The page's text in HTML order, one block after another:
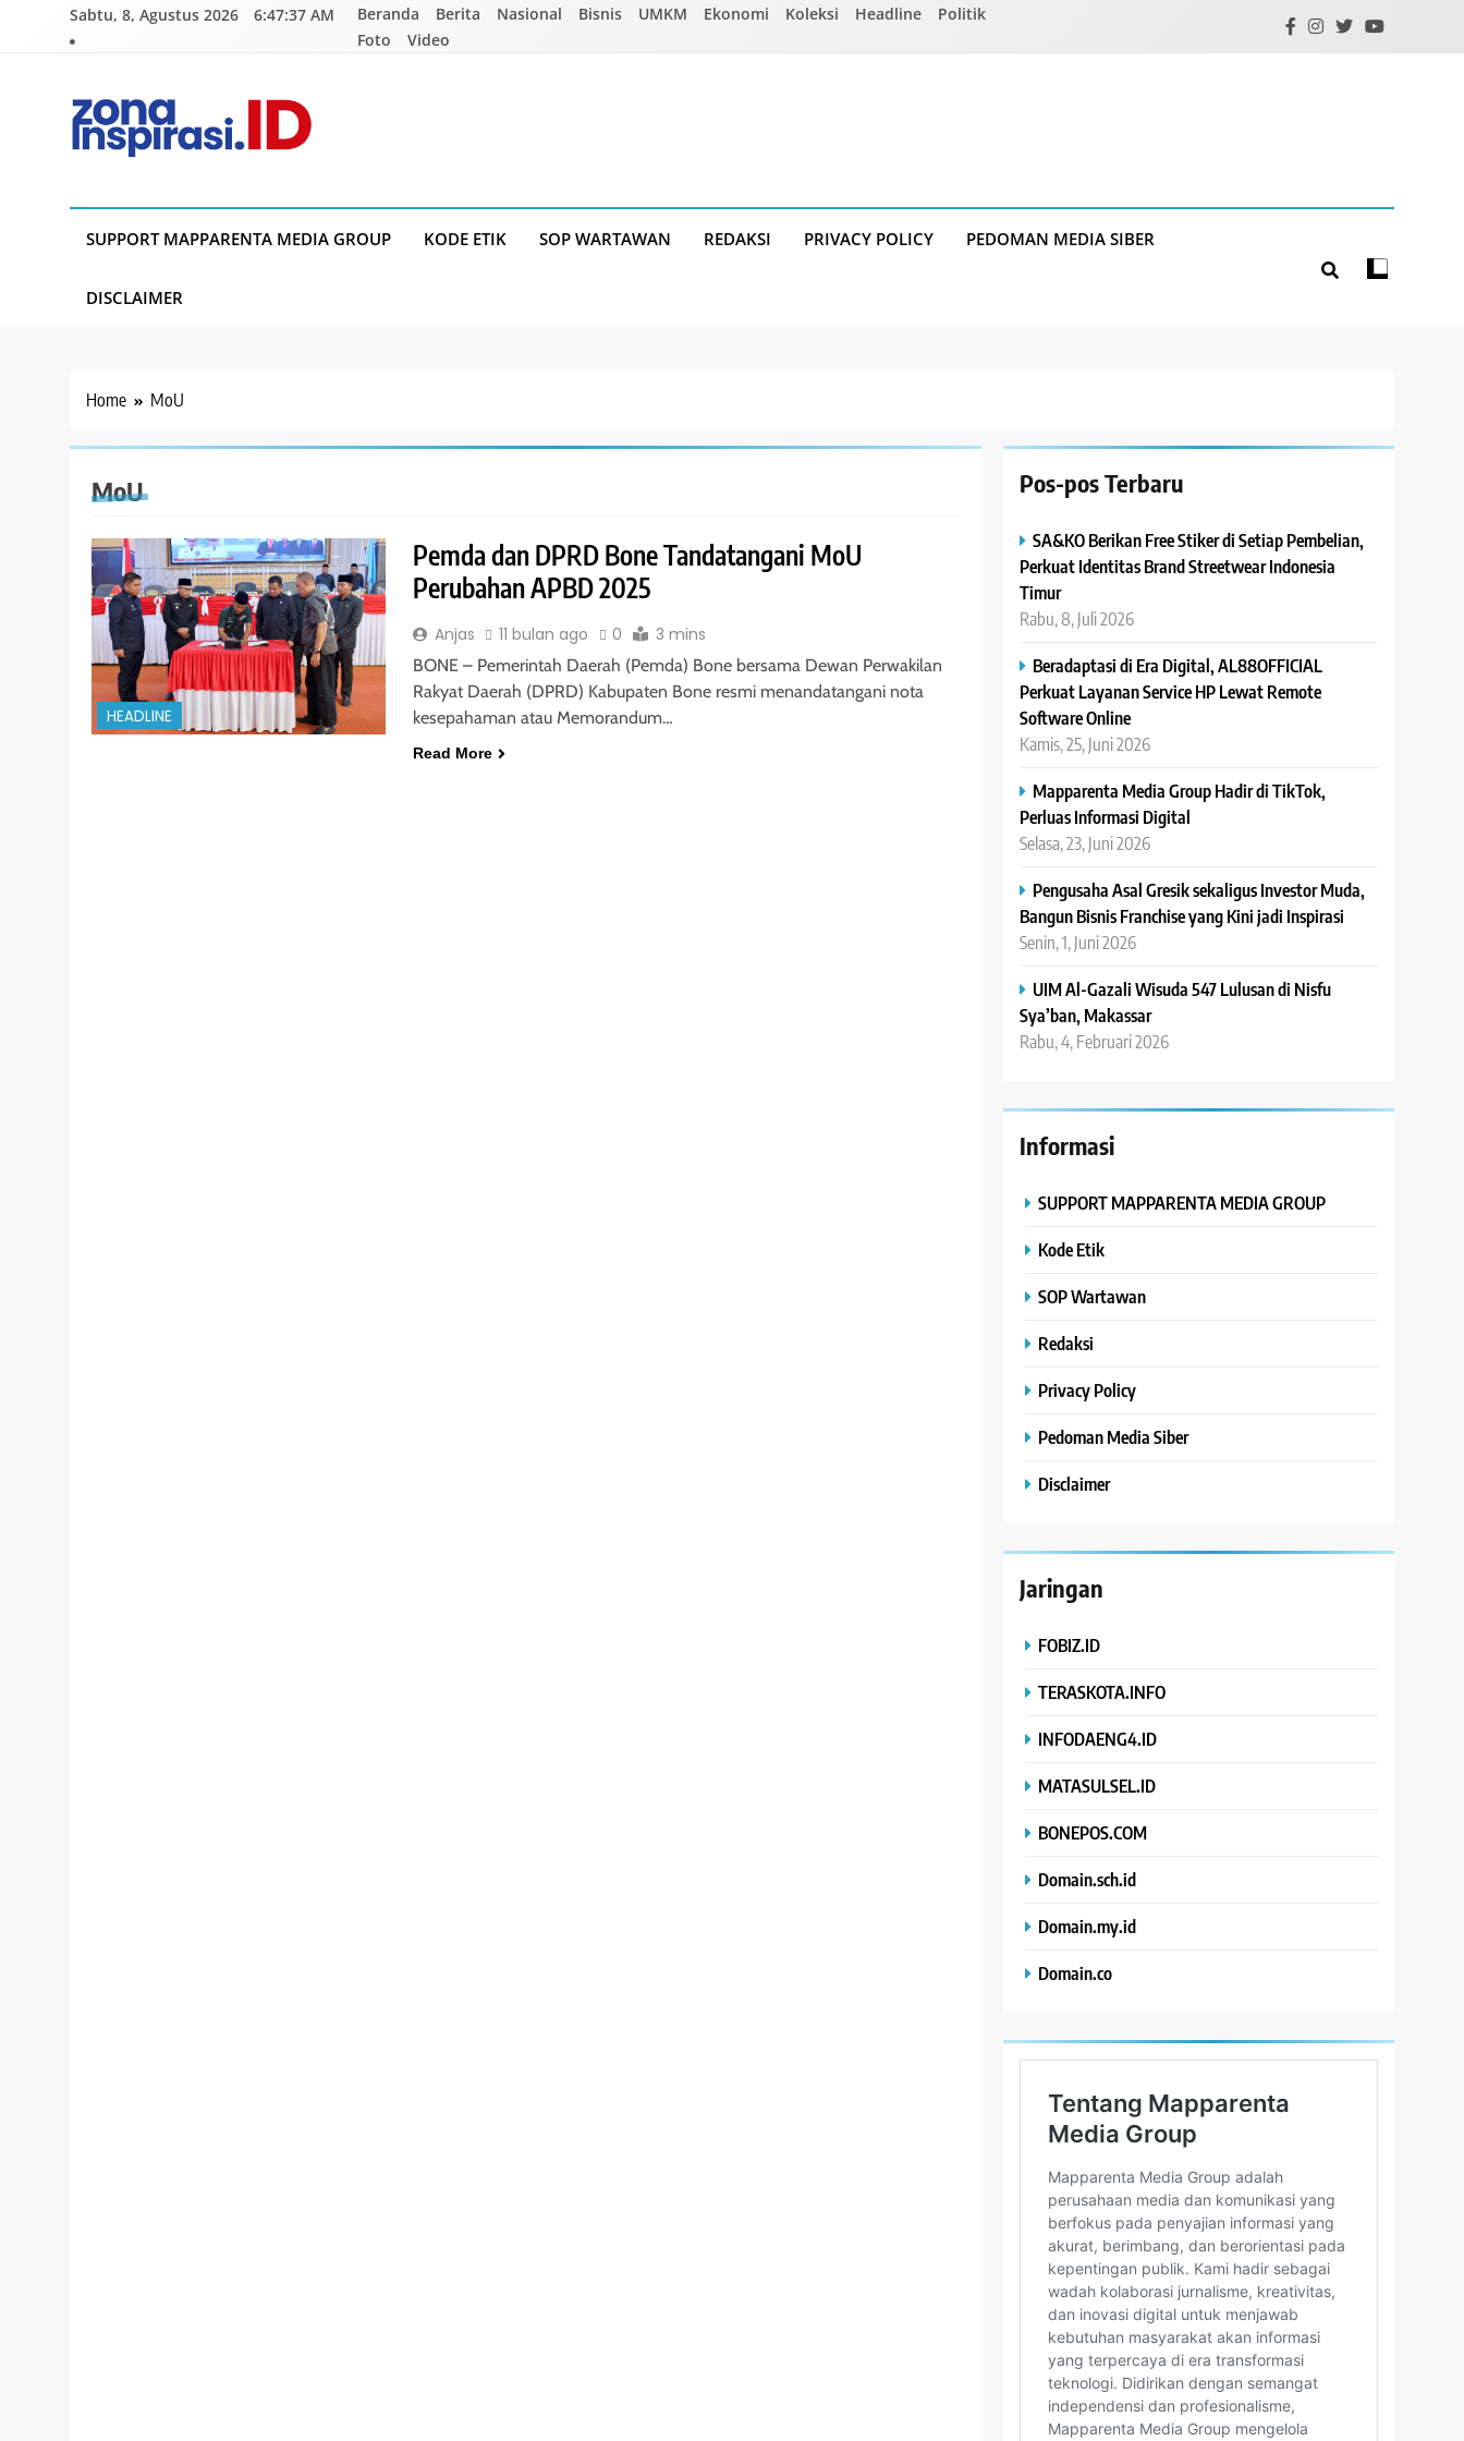
Sabtu, 8, Agustus 2026 6:47:37 AM Beranda Berita Nasional Bisnis UMKM Ekonomi Koleksi Headline
Politik
Foto
Video
SUPPORT MAPPARENTA MEDIA GROUP KODE ETIK SOP WARTAWAN REDAKSI PRIVACY POLICY PEDOMAN MEDIA SIBER
DISCLAIMER
Home MoU
MoU
HEADLINE
Pemda dan DPRD Bone Tandatangani MoU
Perubahan APBD 2025
Anjas 11 bulan ago 0 3 mins
BONE – Pemerintah Daerah (Pemda) Bone bersama Dewan Perwakilan
Rakyat Daerah (DPRD) Kabupaten Bone resmi menandatangani nota
kesepahaman atau Memorandum…
Read More
Pos-pos Terbaru
SA&KO Berikan Free Stiker di Setiap Pembelian,
Perkuat Identitas Brand Streetwear Indonesia
Timur
Rabu, 8, Juli 2026
Beradaptasi di Era Digital, AL88OFFICIAL
Perkuat Layanan Service HP Lewat Remote
Software Online
Kamis, 25, Juni 2026
Mapparenta Media Group Hadir di TikTok,
Perluas Informasi Digital
Selasa, 23, Juni 2026
Pengusaha Asal Gresik sekaligus Investor Muda,
Bangun Bisnis Franchise yang Kini jadi Inspirasi
Senin, 1, Juni 2026
UIM Al-Gazali Wisuda 547 Lulusan di Nisfu
Sya’ban, Makassar
Rabu, 4, Februari 2026
Informasi
SUPPORT MAPPARENTA MEDIA GROUP
Kode Etik
SOP Wartawan
Redaksi
Privacy Policy
Pedoman Media Siber
Disclaimer
Jaringan
FOBIZ.ID
TERASKOTA.INFO
INFODAENG4.ID
MATASULSEL.ID
BONEPOS.COM
Domain.sch.id
Domain.my.id
Domain.co